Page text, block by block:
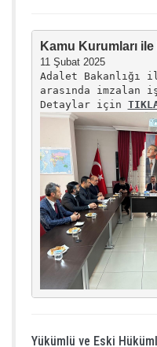
Kamu Kurumları
11 Şubat 2025
Adalet Bakanlığı
arasında
Detaylar için
Yükümlü ve Eski